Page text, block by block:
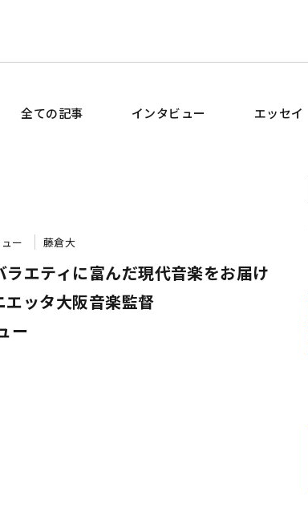
全ての記事 インタビュー エッセイ
ー 藤倉大
エティに富んだ現代音楽をお届け
エッタ大阪音楽監督
ー